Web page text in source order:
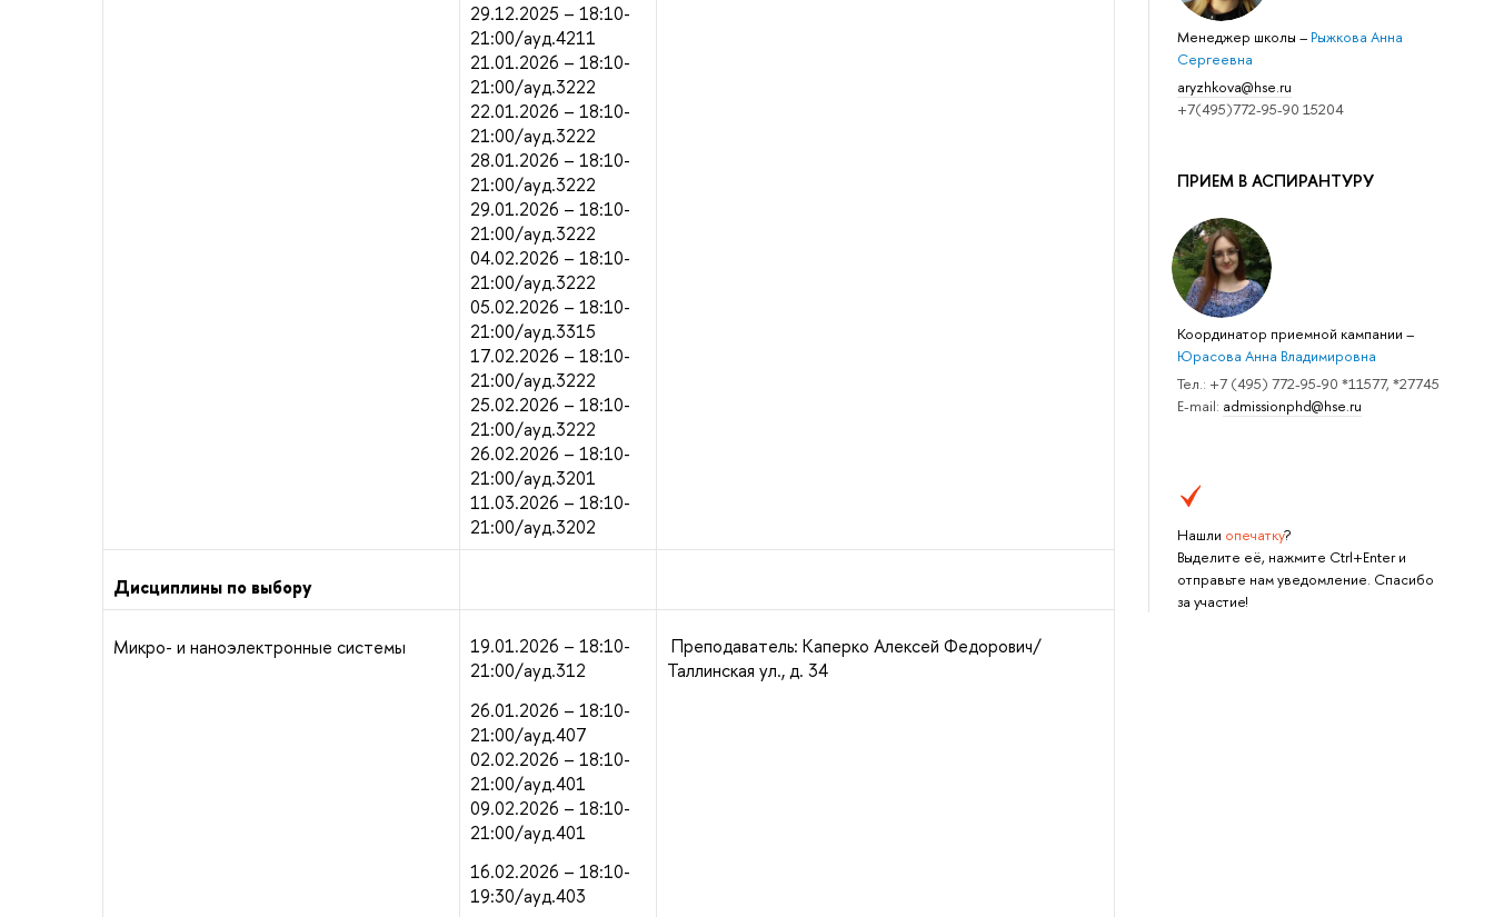
Менеджер школы– Рыжкова Анна
Сергеевна
aryzhkova@hse.ru
+7(495)772-95-90 15204
ПРИЕМ В АСПИРАНТУРУ
Координатор приемной кампании–
Юрасова Анна Владимировна
Тел.: +7 (495) 772-95-90 *11577, *27745
E-mail: admissionphd@hse.ru
Нашли опечатку?
Выделите её, нажмите Ctrl+Enter и
отправьте нам уведомление. Спасибо
за участие!
29.12.2025 – 18:10-
21:00/ауд.4211
21.01.2026 – 18:10-
21:00/ауд.3222
22.01.2026 – 18:10-
21:00/ауд.3222
28.01.2026 – 18:10-
21:00/ауд.3222
29.01.2026 – 18:10-
21:00/ауд.3222
04.02.2026 – 18:10-
21:00/ауд.3222
05.02.2026 – 18:10-
21:00/ауд.3315
17.02.2026 – 18:10-
21:00/ауд.3222
25.02.2026 – 18:10-
21:00/ауд.3222
26.02.2026 – 18:10-
21:00/ауд.3201
11.03.2026 – 18:10-
21:00/ауд.3202
Дисциплины по выбору
Микро- и наноэлектронные системы
19.01.2026 – 18:10-
21:00/ауд.312
26.01.2026 – 18:10-
21:00/ауд.407
02.02.2026 – 18:10-
21:00/ауд.401
09.02.2026 – 18:10-
21:00/ауд.401
16.02.2026 – 18:10-
19:30/ауд.403
Преподаватель: Каперко Алексей Федорович/
Таллинская ул., д. 34